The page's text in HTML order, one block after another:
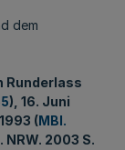
dem
Runderlass
), 16. Juni
(MBl.
NRW. 2003 S.